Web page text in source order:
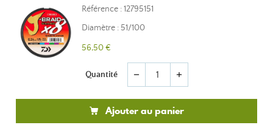
Référence : 12795151
Diamètre : 51/100
56,50 €
Quantité remove add
Ajouter au panier